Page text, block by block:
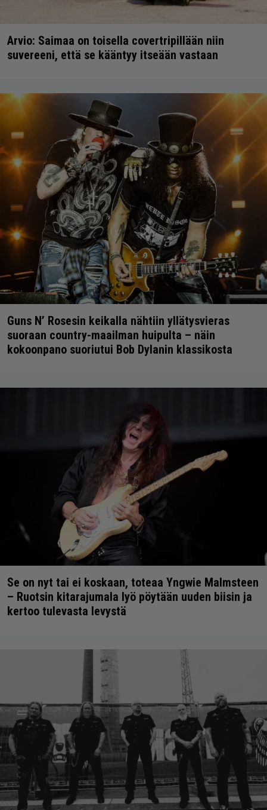
Arvio: Saimaa on toisella covertripillään niin
suvereeni, että se kääntyy itseään vastaan
Guns N’ Rosesin keikalla nähtiin yllätysvieras
suoraan country-maailman huipulta – näin
kokoonpano suoriutui Bob Dylanin klassikosta
Se on nyt tai ei koskaan, toteaa Yngwie Malmsteen
– Ruotsin kitarajumala lyö pöytään uuden biisin ja
kertoo tulevasta levystä